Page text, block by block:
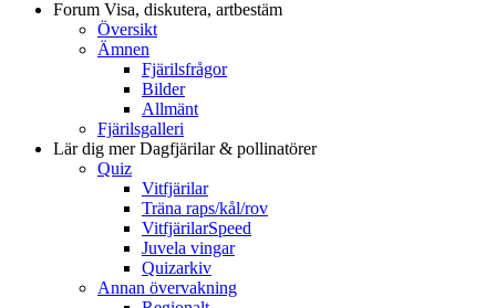
Forum Visa, diskutera, artbestäm
Översikt
Ämnen
Fjärilsfrågor
Bilder
Allmänt
Fjärilsgalleri
Lär dig merDagfjärilar & pollinatörer
Quiz
Vitfjärilar
Träna raps/kål/rov
VitfjärilarSpeed
Juvela vingar
Quizarkiv
Annan övervakning